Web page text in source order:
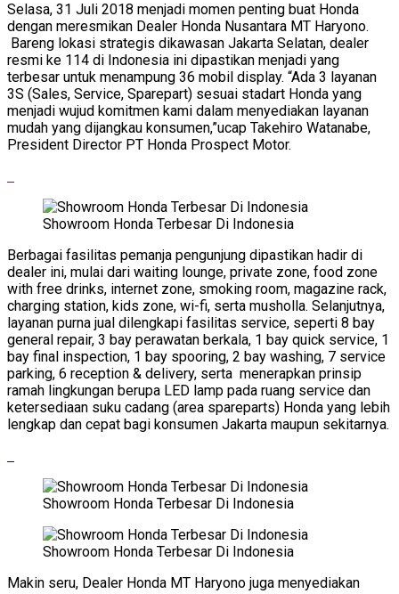
Selasa, 31 Juli 2018 menjadi momen penting buat Honda
dengan meresmikan Dealer Honda Nusantara MT Haryono.
Bareng lokasi strategis dikawasan Jakarta Selatan, dealer
resmi ke 114 di Indonesia ini dipastikan menjadi yang
terbesar untuk menampung 36 mobil display. “Ada 3 layanan
3S (Sales, Service, Sparepart) sesuai stadart Honda yang
menjadi wujud komitmen kami dalam menyediakan layanan
mudah yang dijangkau konsumen,”ucap Takehiro Watanabe,
President Director PT Honda Prospect Motor.
Showroom Honda Terbesar Di Indonesia
Berbagai fasilitas pemanja pengunjung dipastikan hadir di
dealer ini, mulai dari waiting lounge, private zone, food zone
with free drinks, internet zone, smoking room, magazine rack,
charging station, kids zone, wi-fi, serta musholla. Selanjutnya,
layanan purna jual dilengkapi fasilitas service, seperti 8 bay
general repair, 3 bay perawatan berkala, 1 bay quick service, 1
bay final inspection, 1 bay spooring, 2 bay washing, 7 service
parking, 6 reception & delivery, serta menerapkan prinsip
ramah lingkungan berupa LED lamp pada ruang service dan
ketersediaan suku cadang (area spareparts) Honda yang lebih
lengkap dan cepat bagi konsumen Jakarta maupun sekitarnya.
Showroom Honda Terbesar Di Indonesia
Showroom Honda Terbesar Di Indonesia
Makin seru, Dealer Honda MT Haryono juga menyediakan